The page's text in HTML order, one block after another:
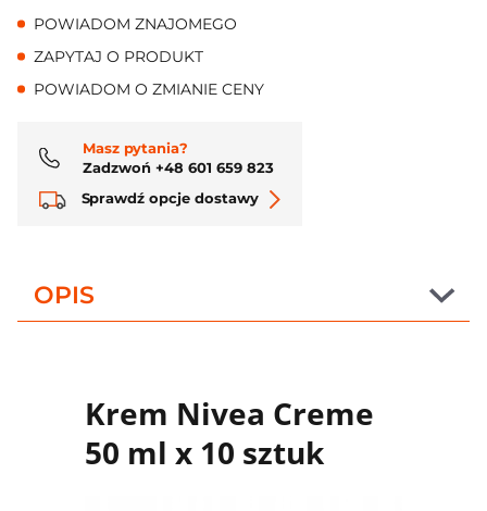
POWIADOM ZNAJOMEGO
ZAPYTAJ O PRODUKT
POWIADOM O ZMIANIE CENY
Masz pytania?
Zadzwoń +48 601 659 823
Sprawdź opcje dostawy
OPIS
Krem Nivea Creme
50 ml x 10 sztuk